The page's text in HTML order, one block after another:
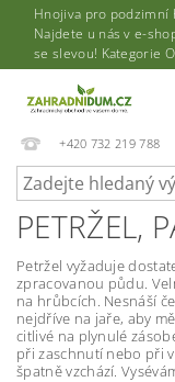
Hnojiva pro podzimní
Najdete u nás v e-
se slevou! Kategorie
+420 732 219 788
PETRŽEL,
Petržel vyžaduje
zpracovanou půdu.
na hrůbcích. Nesnáší
nejdříve na jaře, aby
citlivé na plynulé
při zaschnutí nebo při
špatně vzchází.